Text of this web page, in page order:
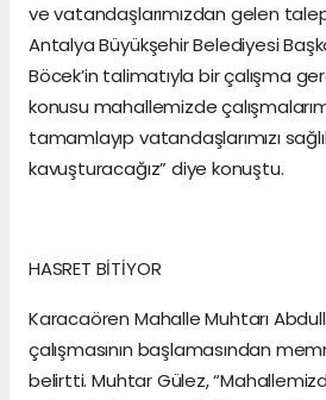
ve vatandaşlarımızdan gelen
Antalya Büyükşehir Belediyesi
Böcek’in talimatıyla bir çalışma
konusu mahallemizde
tamamlayıp vatandaşlarımızı
kavuşturacağız” diye konuştu.
HASRET BİTİYOR
Karacaören Mahalle Muhtarı
çalışmasının başlamasından
belirtti. Muhtar Gülez,